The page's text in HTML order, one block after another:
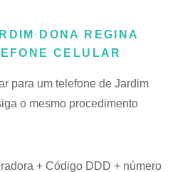
DONA REGINA
CELULAR
para um telefone de Jardim
o mesmo procedimento
+ Código DDD + número